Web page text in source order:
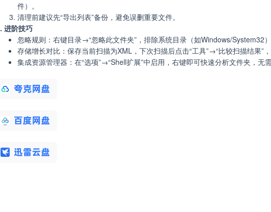
件）。
清理前建议先“导出列表”备份，避免误删重要文件。
进阶技巧
忽略规则：右键目录→“忽略此文件夹”，排除系统目录（如Windows/System32）
存储增长对比：保存当前扫描为XML，下次扫描后点击“工具”→“比较扫描结果”，
集成资源管理器：在“选项”→“Shell扩展”中启用，右键即可快速分析文件夹，无